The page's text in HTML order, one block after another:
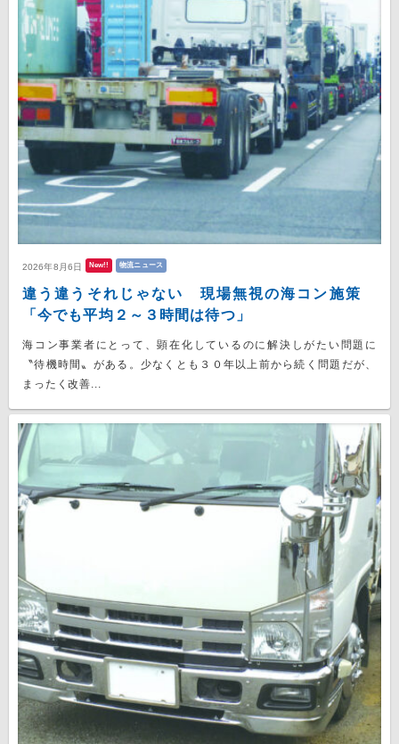
2026年8月6日 New!! 物流ニュース
違う違うそれじゃない 現場無視の海コン施策
「今でも平均２～３時間は待つ」
海コン事業者にとって、顕在化しているのに解決しがたい問題に
〝待機時間〟がある。少なくとも３０年以上前から続く問題だが、
まったく改善...